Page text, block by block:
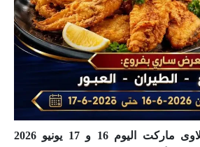
اكتشف عروض المحلاوى ماركت اليوم 16 و 17 يونيو 2026